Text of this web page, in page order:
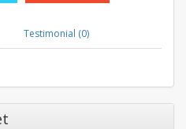
Testimonial (0)